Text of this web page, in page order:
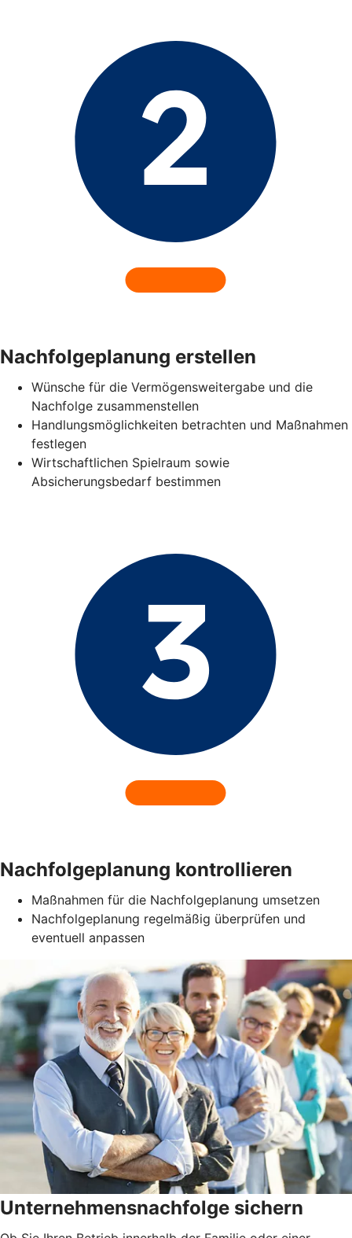
Nachfolgeplanung erstellen
Wünsche für die Vermögensweitergabe und die
Nachfolge zusammenstellen
Handlungsmöglichkeiten betrachten und Maßnahmen
festlegen
Wirtschaftlichen Spielraum sowie
Absicherungsbedarf bestimmen
Nachfolgeplanung kontrollieren
Maßnahmen für die Nachfolgeplanung umsetzen
Nachfolgeplanung regelmäßig überprüfen und
eventuell anpassen
Unternehmensnachfolge sichern